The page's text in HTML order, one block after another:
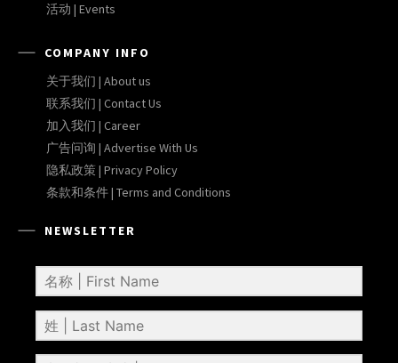
活动 | Events
COMPANY INFO
关于我们 | About us
联系我们 | Contact Us
加入我们 | Career
广告问询 | Advertise With Us
隐私政策 | Privacy Policy
条款和条件 | Terms and Conditions
NEWSLETTER